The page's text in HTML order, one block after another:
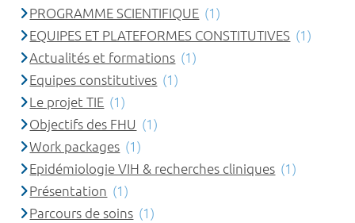
PROGRAMME SCIENTIFIQUE (1)
EQUIPES ET PLATEFORMES CONSTITUTIVES (1)
Actualités et formations (1)
Equipes constitutives (1)
Le projet TIE (1)
Objectifs des FHU (1)
Work packages (1)
Epidémiologie VIH & recherches cliniques (1)
Présentation (1)
Parcours de soins (1)